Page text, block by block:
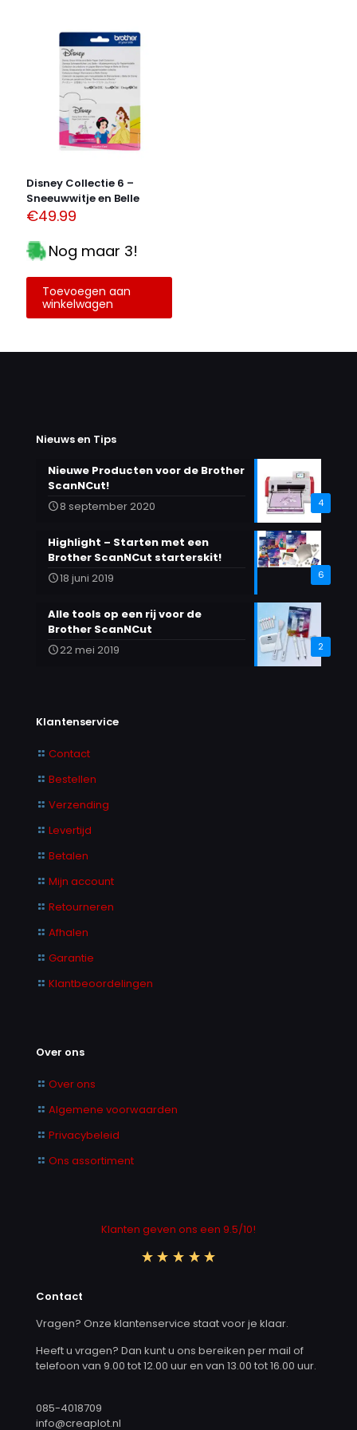
Naam*
Mijn naam, e-mail en site opslaan in deze browser
voor de volgende keer wanneer ik een reactie plaats.
Disney Collectie 6 –
Sneeuwwitje en Belle
€49.99
Nog maar 3!
Toevoegen aan
winkelwagen
Nieuws en Tips
4
Nieuwe Producten voor de Brother
ScanNCut!
8 september 2020
6
Highlight – Starten met een
Brother ScanNCut starterskit!
18 juni 2019
2
Alle tools op een rij voor de
Brother ScanNCut
22 mei 2019
Klantenservice
Contact
Bestellen
Verzending
Levertijd
Betalen
Mijn account
Retourneren
Afhalen
Garantie
Klantbeoordelingen
Over ons
Over ons
Algemene voorwaarden
Privacybeleid
Ons assortiment
Klanten geven ons een 9.5/10!
Contact
Vragen? Onze klantenservice staat voor je klaar.
Heeft u vragen? Dan kunt u ons bereiken per mail of
telefoon van 9.00 tot 12.00 uur en van 13.00 tot 16.00 uur.
085-4018709
info@creaplot.nl